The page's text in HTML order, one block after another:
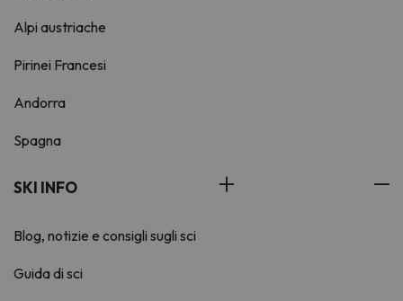
Alpi austriache
Pirinei Francesi
Andorra
Spagna
SKI INFO
Blog, notizie e consigli sugli sci
Guida di sci